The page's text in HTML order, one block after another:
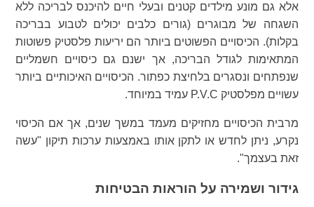
אלא גם מונע מילדים קטנים ובעלי חיים להיכנס לבריכה ללא
השגחה של מבוגרים (גורים כלבים יכולים לטבוע בבריכה
בקלות). הכיסויים הפשוטים ביותר הם יריעות פלסטיק פשוטות
המתאימות לגודל הבריכה, אך ישנם גם כיסויים חשמליים
שנפתחים ונסגרים בלחיצת כפתור. הכיסויים האיכותיים ביותר
עשויים מפלסטיק P.V.C עמיד במיוחד.
מרבית הכיסויים מחזיקים מעמד במשך שנים, אך אם הכיסוי
נקרע, ניתן לחדש או לתקן אותו באמצעות ערכות תיקון "עשה
זאת בעצמך".
גידור ושמירה על הוראות הבטיחות